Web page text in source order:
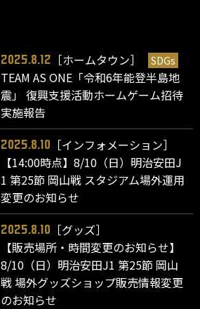
2025.8.12 ［ホームタウン］ SDGs
TEAM AS ONE「令和6年能登半島地
震」 復興支援活動ホームゲーム招待
実施報告
2025.8.10
［インフォメーション］
【14:00時点】8/10（日）明治安田J
1 第25節 岡山戦 スタジアム場外運用
変更のお知らせ
2025.8.10
［グッズ］
【販売場所・時間変更のお知らせ】
8/10（日）明治安田J1 第25節 岡山
戦 場外グッズショップ販売情報変更
のお知らせ